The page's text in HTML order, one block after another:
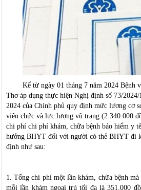
Kể từ ngày 01 tháng 7 năm 2024 Bệnh
Thơ áp dụng thực hiện Nghị định số 73/
2024 của Chính phủ quy định mức lương cơ
viên chức và lực lượng vũ trang (2.340.000
chi phí chi phí khám, chữa bệnh bảo hiểm y
hưởng BHYT đối với người có thẻ BHYT đi
định như sau:
1.Tổng chi phí một lần khám, chữa bệnh
mỗi lần khám ngoại trú tối đa là 351.000